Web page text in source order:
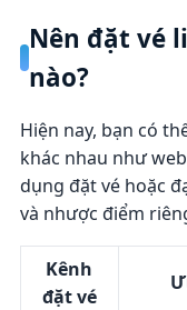
Nên đặt vé
nào?
Hiện nay, bạn có
khác nhau như
dụng đặt vé hoặc
và nhược điểm
Kênh
đặt vé